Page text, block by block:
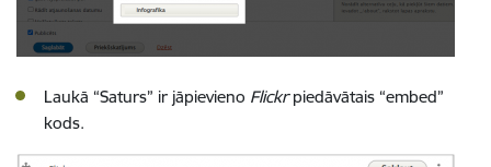
Laukā “Saturs” ir jāpievieno Flickrpiedāvātais “embed”
kods.